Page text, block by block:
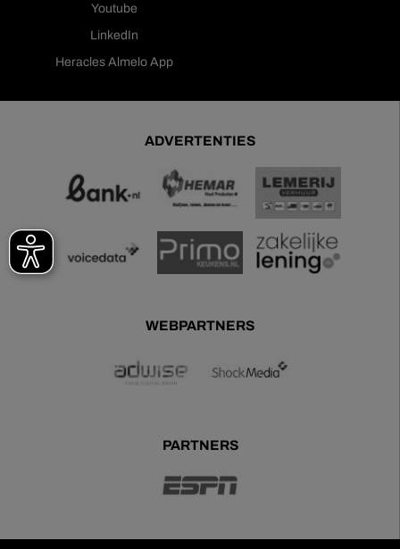
Youtube
LinkedIn
Heracles Almelo App
ADVERTENTIES
WEBPARTNERS
PARTNERS